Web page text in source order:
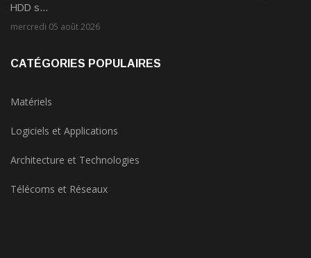
HDD s...
mercredi 05 août 2026
CATÉGORIES POPULAIRES
Matériels
Logiciels et Applications
Architecture et Technologies
Télécoms et Réseaux